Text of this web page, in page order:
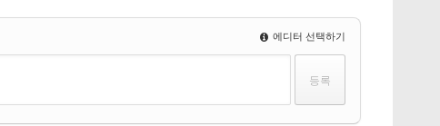
에디터 선택하기